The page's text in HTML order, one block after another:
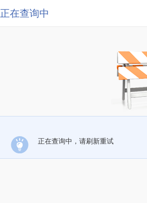
正在查询中
正在查询中，请刷新重试